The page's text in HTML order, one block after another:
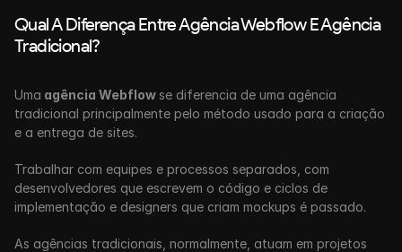
Qual A Diferença Entre Agência Webflow E Agência
Tradicional?
Uma agência Webflow se diferencia de uma agência
tradicional principalmente pelo método usado para a criação
e a entrega de sites.
Trabalhar com equipes e processos separados, com
desenvolvedores que escrevem o código e ciclos de
implementação e designers que criam mockups é passado.
As agências tradicionais, normalmente, atuam em projetos